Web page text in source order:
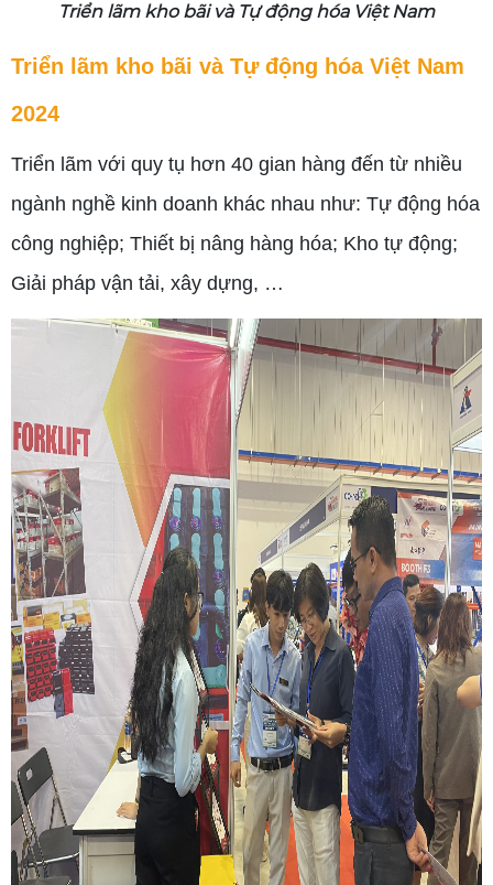
Triển lãm kho bãi và Tự động hóa Việt Nam
Triển lãm kho bãi và Tự động hóa Việt Nam
2024
Triển lãm với quy tụ hơn 40 gian hàng đến từ nhiều
ngành nghề kinh doanh khác nhau như: Tự động hóa
công nghiệp; Thiết bị nâng hàng hóa; Kho tự động;
Giải pháp vận tải, xây dựng, …